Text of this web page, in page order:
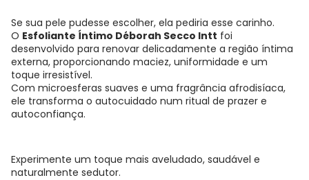
Se sua pele pudesse escolher, ela pediria esse carinho.
O Esfoliante Íntimo Déborah Secco Intt foi
desenvolvido para renovar delicadamente a região íntima
externa, proporcionando maciez, uniformidade e um
toque irresistível.
Com microesferas suaves e uma fragrância afrodisíaca,
ele transforma o autocuidado num ritual de prazer e
autoconfiança.
Experimente um toque mais aveludado, saudável e
naturalmente sedutor.